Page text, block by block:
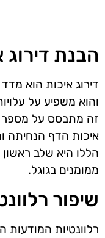
הבנת דירוג
דירוג איכות הוא
והוא משפיע על
זה מתבסס על מספר
איכות הדף הנחיתה
הללו היא שלב ראשון
ממומנים בגוגל.
שיפור
רלוונטיות המודעות